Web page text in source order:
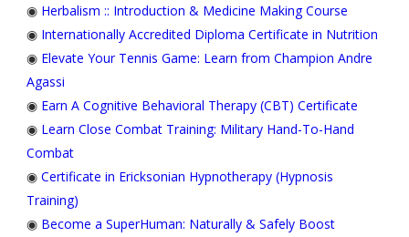
◉ Herbalism :: Introduction & Medicine Making Course
◉ Internationally Accredited Diploma Certificate in Nutrition
◉ Elevate Your Tennis Game: Learn from Champion Andre
Agassi
◉ Earn A Cognitive Behavioral Therapy (CBT) Certificate
◉ Learn Close Combat Training: Military Hand-To-Hand
Combat
◉ Certificate in Ericksonian Hypnotherapy (Hypnosis
Training)
◉ Become a SuperHuman: Naturally & Safely Boost